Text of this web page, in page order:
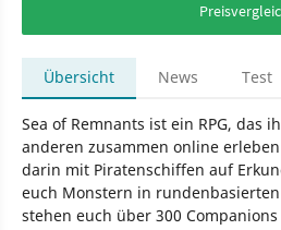
Übersicht News Test
Sea of Remnants ist ein RPG, das
anderen zusammen online
darin mit Piratenschiffen auf
euch Monstern in
stehen euch über 300